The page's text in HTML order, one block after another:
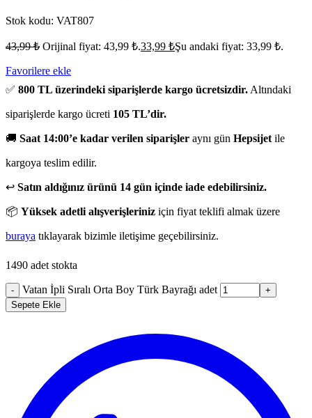
Stok kodu: VAT807
43,99₺ Orijinal fiyat: 43,99 ₺.33,99 ₺Şu andaki fiyat: 33,99 ₺.
Favorilere ekle
✅ 800 TL üzerindeki siparişlerde kargo ücretsizdir. Altındaki
siparişlerde kargo ücreti 105 TL’dir.
🚚 Saat 14:00’e kadar verilen siparişler aynı gün Hepsijet ile
kargoya teslim edilir.
↩️ Satın aldığınız ürünü 14 gün içinde iade edebilirsiniz.
📦 Yüksek adetli alışverişleriniz için fiyat teklifi almak üzere
buraya tıklayarak bizimle iletişime geçebilirsiniz.
1490 adet stokta
- Vatan İpli Sıralı Orta Boy Türk Bayrağı adet
+
Sepete Ekle